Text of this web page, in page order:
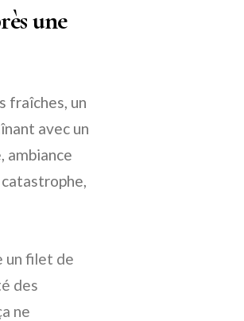
une
fraîches, un
avec un
ambiance
un filet de
des
ne